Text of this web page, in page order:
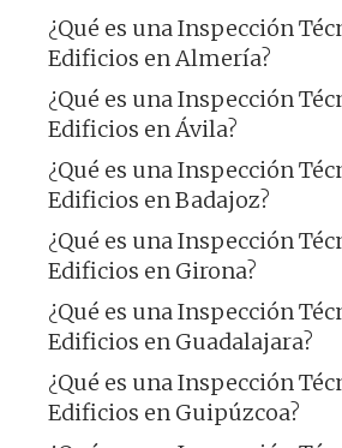
¿Qué es una Inspección
Edificios en Almería?
¿Qué es una Inspección
Edificios en Ávila?
¿Qué es una Inspección
Edificios en Badajoz?
¿Qué es una Inspección
Edificios en Girona?
¿Qué es una Inspección
Edificios en Guadalajara?
¿Qué es una Inspección
Edificios en Guipúzcoa?